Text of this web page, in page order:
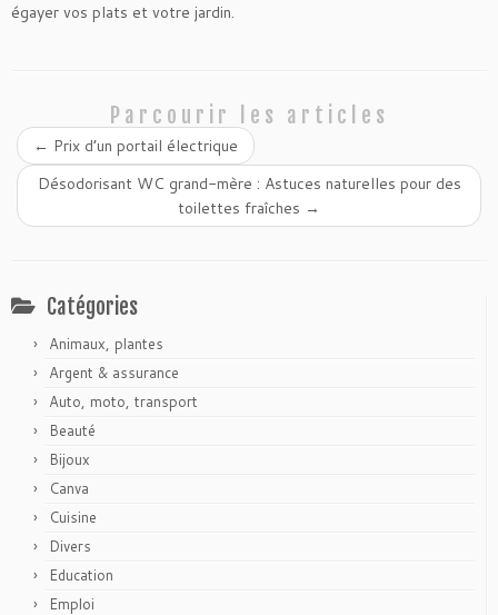
égayer vos plats et votre jardin.
Parcourir les articles
← Prix d’un portail électrique
Désodorisant WC grand-mère : Astuces naturelles pour des
toilettes fraîches →
Catégories
Animaux, plantes
Argent & assurance
Auto, moto, transport
Beauté
Bijoux
Canva
Cuisine
Divers
Education
Emploi